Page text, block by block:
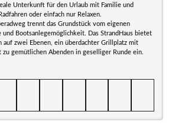
Unterkunft für den Urlaub mit Familie und
oder einfach nur Relaxen.
trennt das Grundstück vom eigenen
und Bootsanlegemöglichkeit. Das StrandHaus bietet
auf zwei Ebenen, ein überdachter Grillplatz mit
gemütlichen Abenden in geselliger Runde ein.